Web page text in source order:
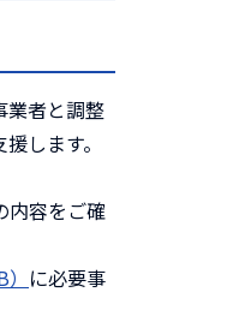
業者と調整
します。
内容をご確
に必要事